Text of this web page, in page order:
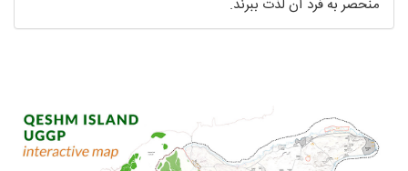
منحصر به فرد آن لذت ببرند.